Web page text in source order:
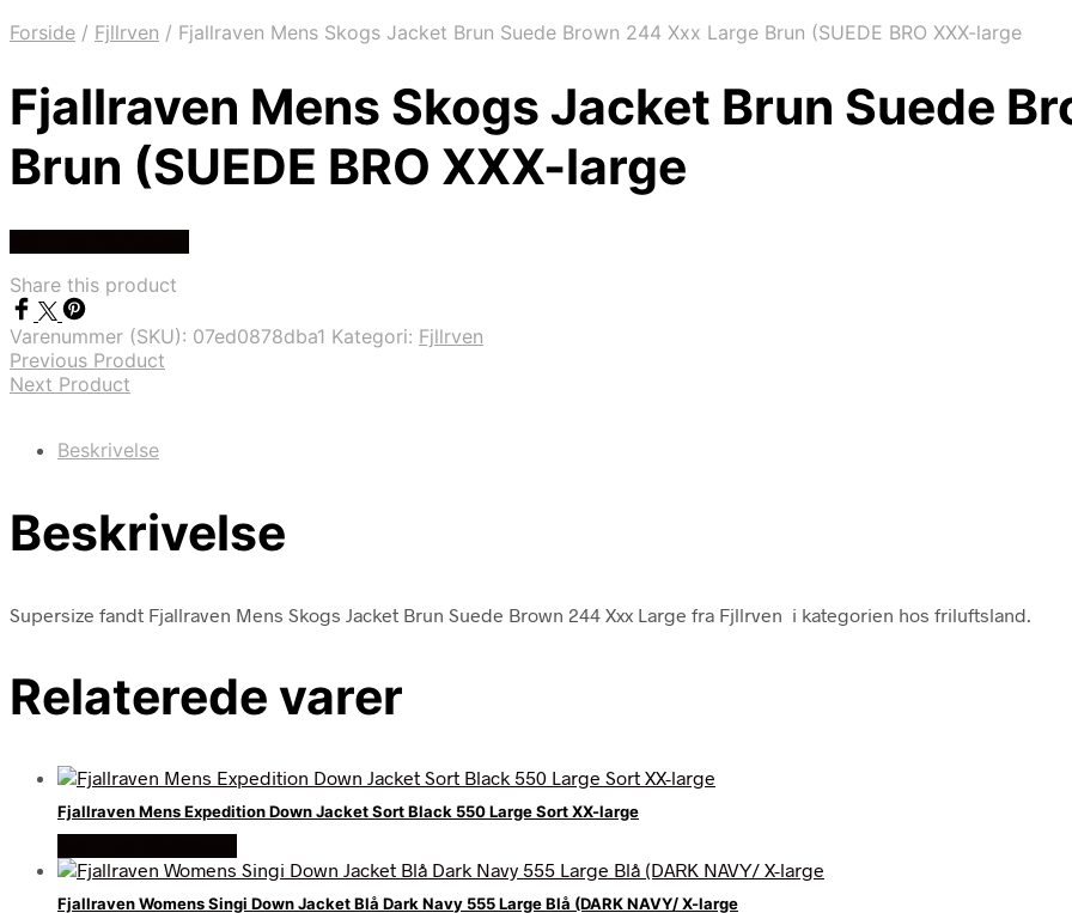
Forside / Fjllrven / Fjallraven Mens Skogs Jacket Brun Suede Brown 244 Xxx Large Brun (SUEDE BRO XXX-large
Fjallraven Mens Skogs Jacket Brun Suede
Brun (SUEDE BRO XXX-large
Share this product
Varenummer (SKU): 07ed0878dba1 Kategori: Fjllrven
Previous Product
Next Product
Beskrivelse
Beskrivelse
Supersize fandt Fjallraven Mens Skogs Jacket Brun Suede Brown 244 Xxx Large fra Fjllrven i kategorien hos friluftsland.
Relaterede varer
Fjallraven Mens Expedition Down Jacket Sort Black 550 Large Sort XX-large
Fjallraven Womens Singi Down Jacket Blå Dark Navy 555 Large Blå (DARK NAVY/ X-large